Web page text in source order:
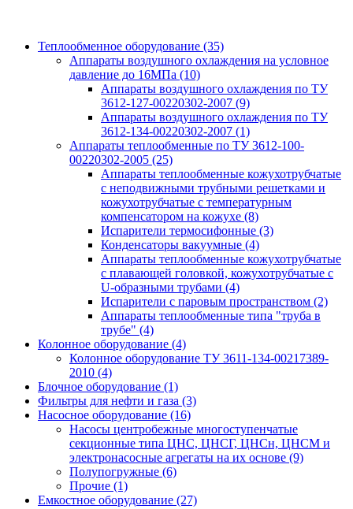
Теплообменное оборудование (35)
Аппараты воздушного охлаждения на условное
давление до 16МПа (10)
Аппараты воздушного охлаждения по ТУ
3612-127-00220302-2007 (9)
Аппараты воздушного охлаждения по ТУ
3612-134-00220302-2007 (1)
Аппараты теплообменные по ТУ 3612-100-
00220302-2005 (25)
Аппараты теплообменные кожухотрубчатые
с неподвижными трубными решетками и
кожухотрубчатые с температурным
компенсатором на кожухе (8)
Испарители термосифонные (3)
Конденсаторы вакуумные (4)
Аппараты теплообменные кожухотрубчатые
с плавающей головкой, кожухотрубчатые с
U-образными трубами (4)
Испарители с паровым пространством (2)
Аппараты теплообменные типа "труба в
трубе" (4)
Колонное оборудование (4)
Колонное оборудование ТУ 3611-134-00217389-
2010 (4)
Блочное оборудование (1)
Фильтры для нефти и газа (3)
Насосное оборудование (16)
Насосы центробежные многоступенчатые
секционные типа ЦНС, ЦНСГ, ЦНСн, ЦНСМ и
электронасосные агрегаты на их основе (9)
Полупогружные (6)
Прочие (1)
Емкостное оборудование (27)